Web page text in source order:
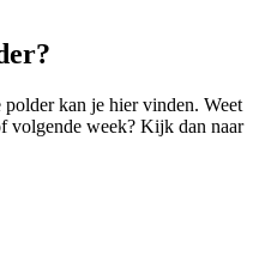
kan je hier vinden. Weet
volgende week? Kijk dan naar